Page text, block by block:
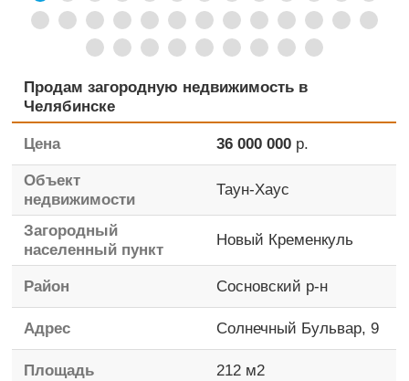
Продам загородную недвижимость в
Челябинске
Цена 36 000 000 р.
Объект
недвижимости
Таун-Хаус
Загородный
населенный пункт
Новый Кременкуль
Район Сосновский р-н
Адрес Солнечный Бульвар, 9
Площадь 212 м2